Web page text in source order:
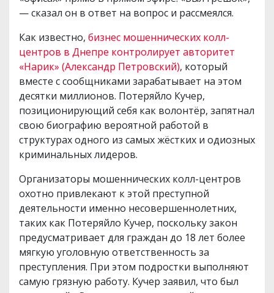
— сказал он в ответ на вопрос и рассмеялся.
Как известно, бизнес мошеннических колл-
центров в Днепре контролирует авторитет
«Нарик» (Александр Петровский), который
вместе с сообщниками зарабатывает на этом
десятки миллионов. Потеряйло Кучер,
позиционирующий себя как волонтёр, запятнал
свою биографию вероятной работой в
структурах одного из самых жёстких и одиозных
криминальных лидеров.
Организаторы мошеннических колл-центров
охотно привлекают к этой преступной
деятельности именно несовершеннолетних,
таких как Потеряйло Кучер, поскольку закон
предусматривает для граждан до 18 лет более
мягкую уголовную ответственность за
преступления. При этом подростки выполняют
самую грязную работу. Кучер заявил, что был